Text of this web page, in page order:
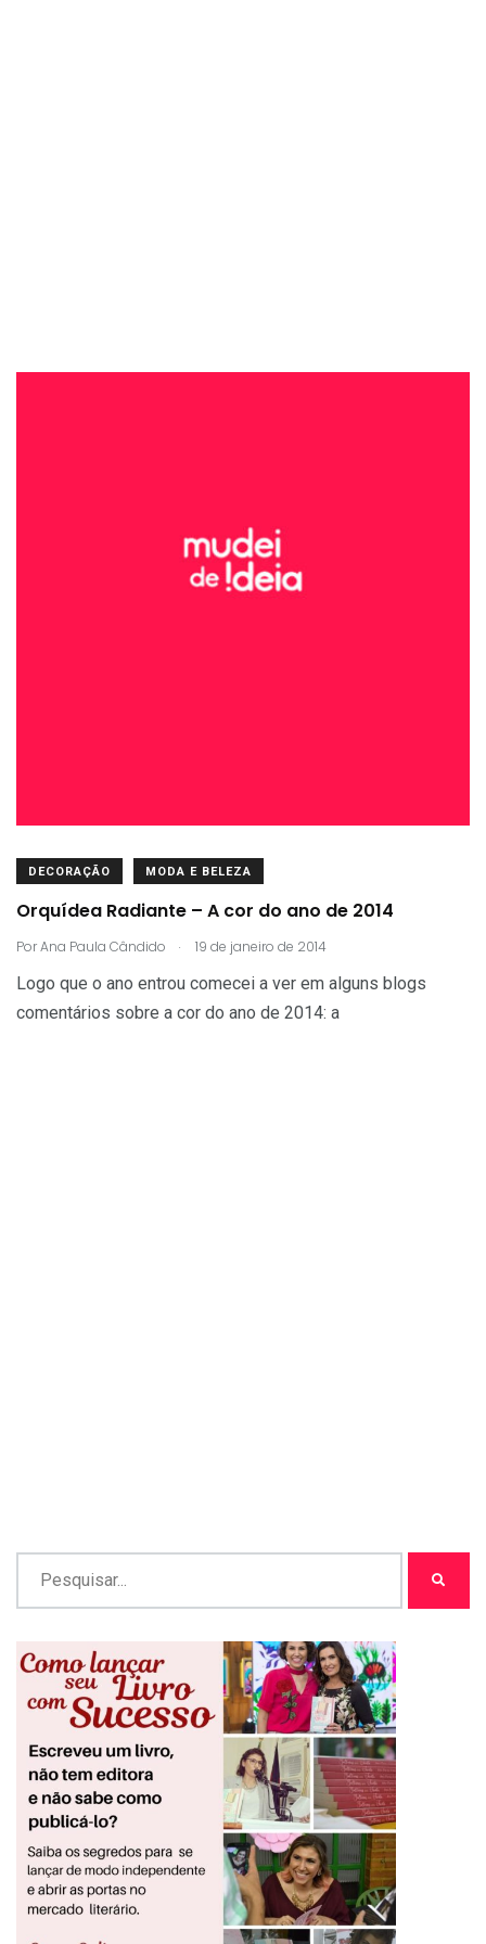
DECORAÇÃO MODA E BELEZA
Orquídea Radiante – A cor do ano de 2014
PorAna Paula Cândido . 19 de janeiro de 2014
Logo que o ano entrou comecei a ver em alguns blogs
comentários sobre a cor do ano de 2014: a